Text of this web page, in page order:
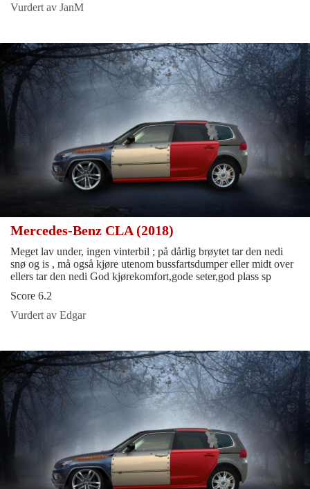
Vurdert av JanM
Mercedes-Benz CLA (2018)
Meget lav under, ingen vinterbil ; på dårlig brøytet tar den nedi
snø og is , må også kjøre utenom bussfartsdumper eller midt over
ellers tar den nedi God kjørekomfort,gode seter,god plass sp
Score 6.2
Vurdert av Edgar